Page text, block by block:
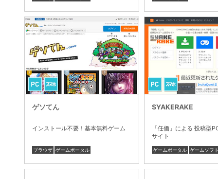
ゲソてん
インストール不要！基本無料ゲーム
ブラウザ ゲームポータル
SYAKERAKE
「任価」による 投稿型
サイト
ゲームポータル ゲームソフ